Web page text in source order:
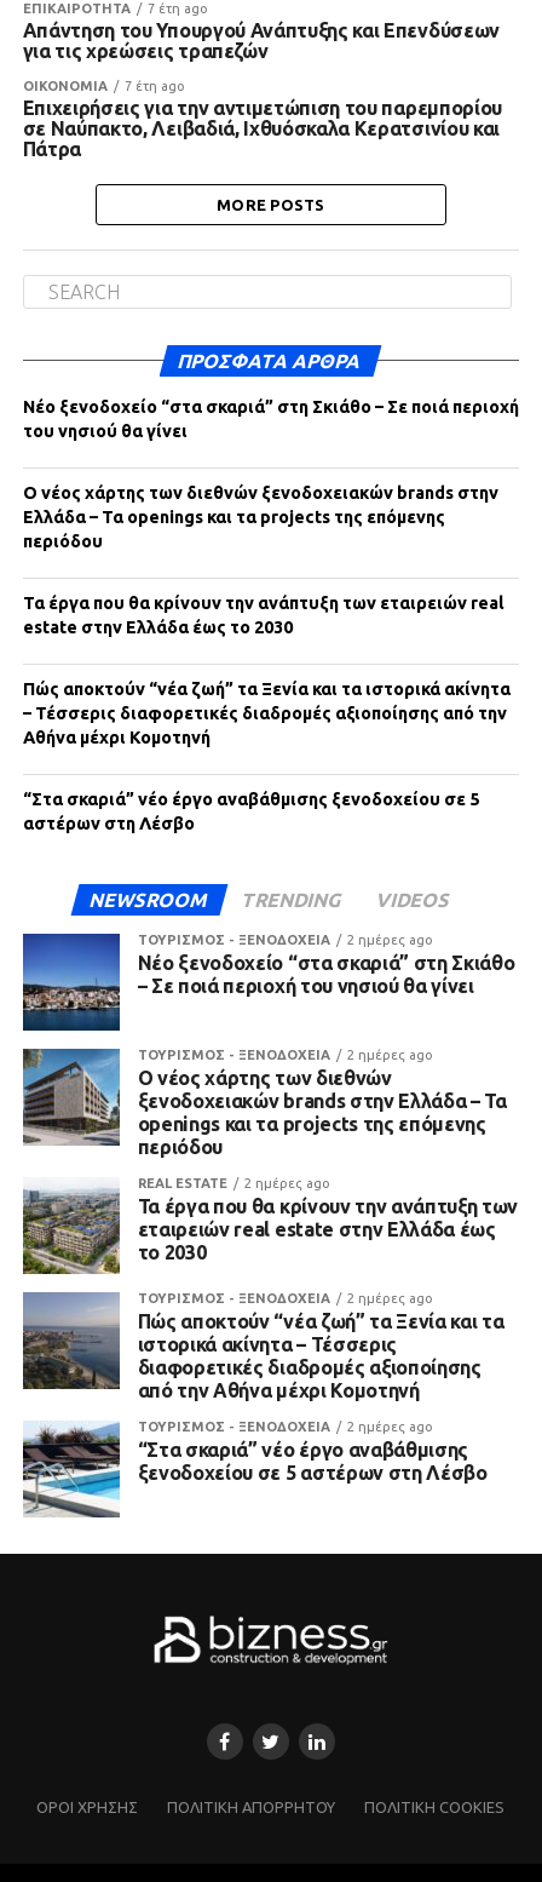
ΕΠΙΚΑΙΡΟΤΗΤΑ 7 έτη ago
Απάντηση του Υπουργού Ανάπτυξης και Επενδύσεων
για τις χρεώσεις τραπεζών
ΟΙΚΟΝΟΜΙΑ 7 έτη ago
Επιχειρήσεις για την αντιμετώπιση του παρεμπορίου
σε Ναύπακτο, Λειβαδιά, Ιχθυόσκαλα Κερατσινίου και
Πάτρα
MORE POSTS
ΠΡΌΣΦΑΤΑ ΆΡΘΡΑ
Νέο ξενοδοχείο “στα σκαριά” στη Σκιάθο – Σε ποιά περιοχή
του νησιού θα γίνει
Ο νέος χάρτης των διεθνών ξενοδοχειακών brands στην
Ελλάδα – Τα openings και τα projects της επόμενης
περιόδου
Τα έργα που θα κρίνουν την ανάπτυξη των εταιρειών real
estate στην Ελλάδα έως το 2030
Πώς αποκτούν “νέα ζωή” τα Ξενία και τα ιστορικά ακίνητα
– Τέσσερις διαφορετικές διαδρομές αξιοποίησης από την
Αθήνα μέχρι Κομοτηνή
“Στα σκαριά” νέο έργο αναβάθμισης ξενοδοχείου σε 5
αστέρων στη Λέσβο
NEWSROOM TRENDING VIDEOS
ΤΟΥΡΙΣΜΟΣ - ΞΕΝΟΔΟΧΕΙΑ 2 ημέρες ago
Νέο ξενοδοχείο “στα σκαριά” στη Σκιάθο
– Σε ποιά περιοχή του νησιού θα γίνει
ΤΟΥΡΙΣΜΟΣ - ΞΕΝΟΔΟΧΕΙΑ 2 ημέρες ago
Ο νέος χάρτης των διεθνών
ξενοδοχειακών brands στην Ελλάδα – Τα
openings και τα projects της επόμενης
περιόδου
REAL ESTATE 2 ημέρες ago
Τα έργα που θα κρίνουν την ανάπτυξη των
εταιρειών real estate στην Ελλάδα έως
το 2030
ΤΟΥΡΙΣΜΟΣ - ΞΕΝΟΔΟΧΕΙΑ 2 ημέρες ago
Πώς αποκτούν “νέα ζωή” τα Ξενία και τα
ιστορικά ακίνητα – Τέσσερις
διαφορετικές διαδρομές αξιοποίησης
από την Αθήνα μέχρι Κομοτηνή
ΤΟΥΡΙΣΜΟΣ - ΞΕΝΟΔΟΧΕΙΑ 2 ημέρες ago
“Στα σκαριά” νέο έργο αναβάθμισης
ξενοδοχείου σε 5 αστέρων στη Λέσβο
ΌΡΟΙ ΧΡΗΣΗΣ ΠΟΛΙΤΙΚΗ ΑΠΟΡΡΗΤΟΥ ΠΟΛΙΤΙΚΗ COOKIES